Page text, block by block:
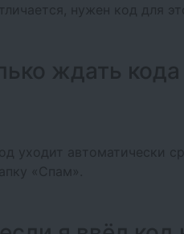
нужен код для
ждать
Код уходит автоматически
папку «Спам».